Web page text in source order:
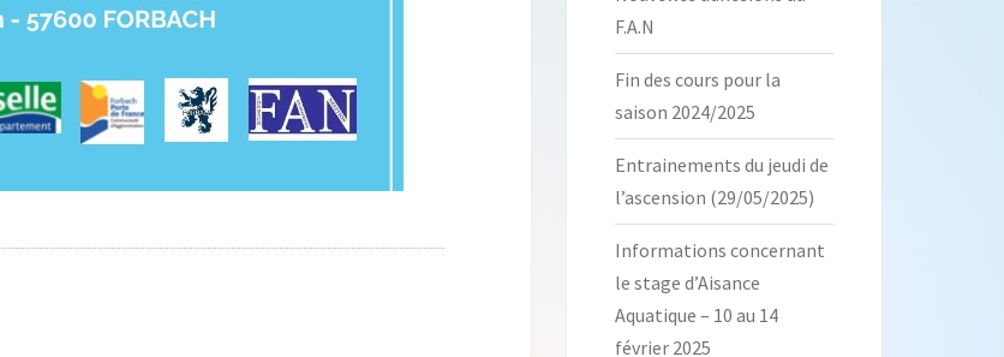
F.A.N
Fin des cours pour la
saison 2024/2025
Entrainements du jeudi de
l’ascension (29/05/2025)
Informations concernant
le stage d’Aisance
Aquatique – 10 au 14
février 2025